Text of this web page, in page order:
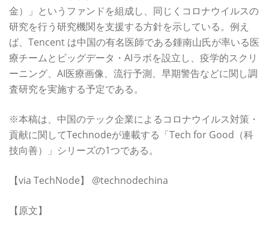
金）」というファンドを組成し、同じくコロナウイルスの
研究を行う研究機関を支援する方針を示している。例え
ば、Tencent は中国の有名医師である鍾南山氏が率いる医
療チームとビッグデータ・AIラボを設立し、疫学的スクリ
ーニング、AI医療画像、流行予測、早期警告などに関し調
査研究を実施する予定である。
※本稿は、中国のテック企業によるコロナウイルス対策・
貢献に関してTechnodeが連載する「Tech for Good（科
技向善）」シリーズの1つである。
【via TechNode】 @technodechina
【原文】